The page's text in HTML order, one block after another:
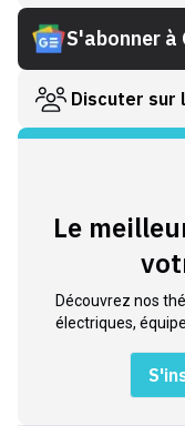
S'abonner à
Discuter sur
Le
Découvrez nos
électriques,